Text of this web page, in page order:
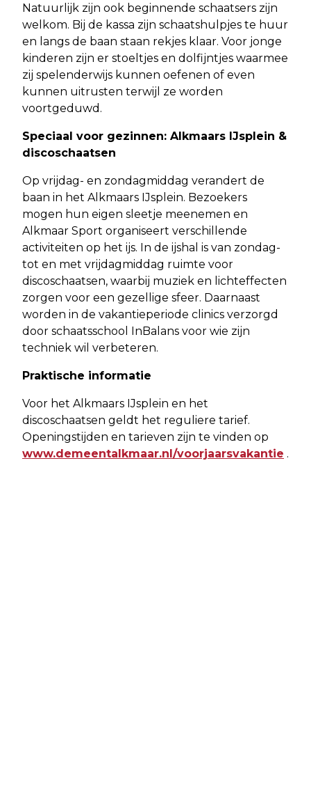
Natuurlijk zijn ook beginnende schaatsers zijn
welkom. Bij de kassa zijn schaatshulpjes te huur
en langs de baan staan rekjes klaar. Voor jonge
kinderen zijn er stoeltjes en dolfijntjes waarmee
zij spelenderwijs kunnen oefenen of even
kunnen uitrusten terwijl ze worden
voortgeduwd.
Speciaal voor gezinnen: Alkmaars IJsplein &
discoschaatsen
Op vrijdag- en zondagmiddag verandert de
baan in het Alkmaars IJsplein. Bezoekers
mogen hun eigen sleetje meenemen en
Alkmaar Sport organiseert verschillende
activiteiten op het ijs. In de ijshal is van zondag-
tot en met vrijdagmiddag ruimte voor
discoschaatsen, waarbij muziek en lichteffecten
zorgen voor een gezellige sfeer. Daarnaast
worden in de vakantieperiode clinics verzorgd
door schaatsschool InBalans voor wie zijn
techniek wil verbeteren.
Praktische informatie
Voor het Alkmaars IJsplein en het
discoschaatsen geldt het reguliere tarief.
Openingstijden en tarieven zijn te vinden op
www.demeentalkmaar.nl/voorjaarsvakantie .